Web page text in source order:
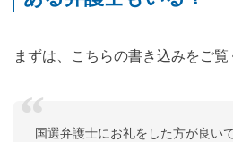
まずは、こちらの書き込みをご覧
国選弁護士にお礼をした方が良い